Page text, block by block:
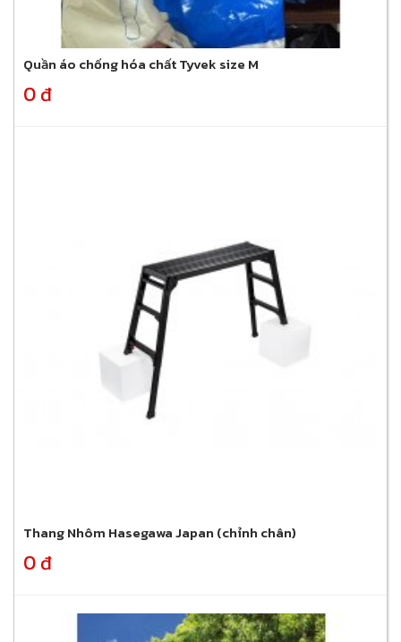
Quần áo chống hóa chất Tyvek size M
0 đ
Thang Nhôm Hasegawa Japan (chỉnh chân)
0 đ